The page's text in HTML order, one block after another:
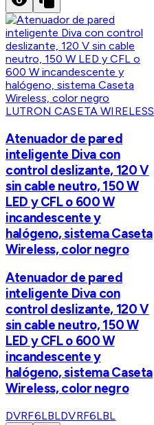
LUTRON CASETA WIRELESS
Atenuador de pared
inteligente Diva con
control deslizante, 120 V
sin cable neutro, 150 W
LED y CFL o 600 W
incandescente y
halógeno, sistema Caseta
Wireless, color negro
Atenuador de pared
inteligente Diva con
control deslizante, 120 V
sin cable neutro, 150 W
LED y CFL o 600 W
incandescente y
halógeno, sistema Caseta
Wireless, color negro
DVRF6LBLDVRF6LBL